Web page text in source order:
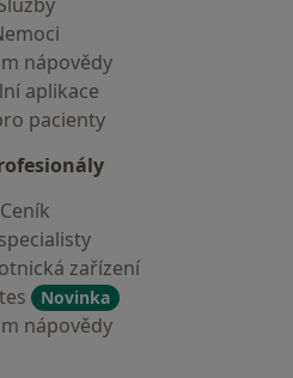
nápovědy
aplikace
pacienty
Ceník
zařízení
Novinka
nápovědy